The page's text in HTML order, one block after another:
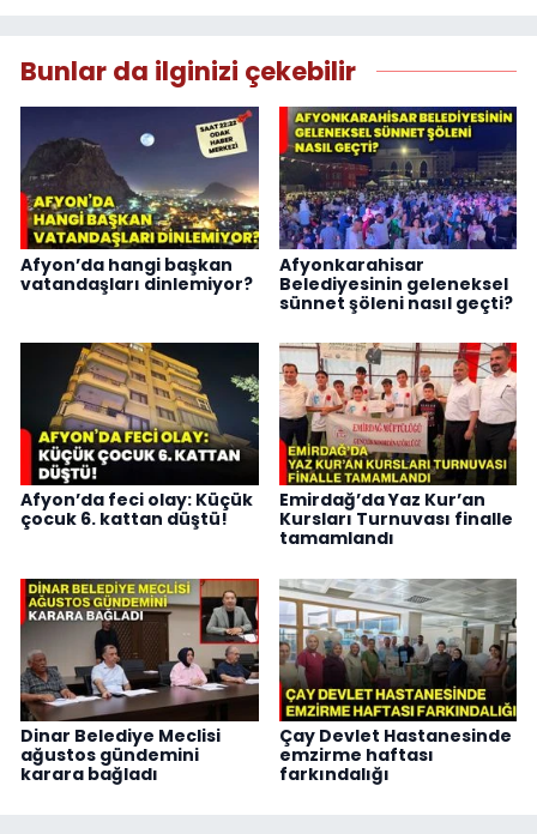
Bunlar da ilginizi çekebilir
Afyon’da hangi başkan
vatandaşları dinlemiyor?
Afyonkarahisar
Belediyesinin geleneksel
sünnet şöleni nasıl geçti?
Afyon’da feci olay: Küçük
çocuk 6. kattan düştü!
Emirdağ’da Yaz Kur’an
Kursları Turnuvası finalle
tamamlandı
Dinar Belediye Meclisi
ağustos gündemini
karara bağladı
Çay Devlet Hastanesinde
emzirme haftası
farkındalığı